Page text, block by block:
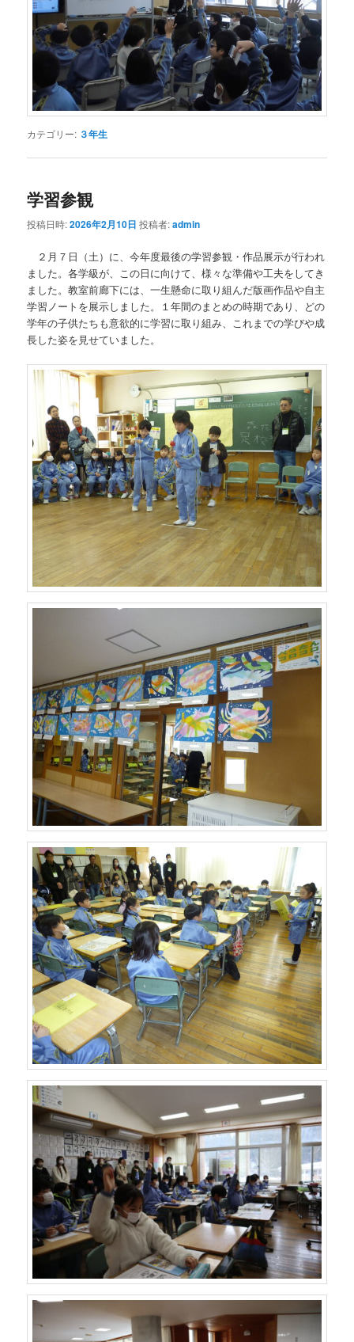
カテゴリー: ３年生
学習参観
投稿日時:2026年2月10日 投稿者:admin
２月７日（土）に、今年度最後の学習参観・作品展示が行われ
ました。各学級が、この日に向けて、様々な準備や工夫をしてき
ました。教室前廊下には、一生懸命に取り組んだ版画作品や自主
学習ノートを展示しました。１年間のまとめの時期であり、どの
学年の子供たちも意欲的に学習に取り組み、これまでの学びや成
長した姿を見せていました。